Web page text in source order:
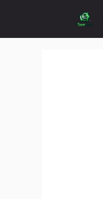
content